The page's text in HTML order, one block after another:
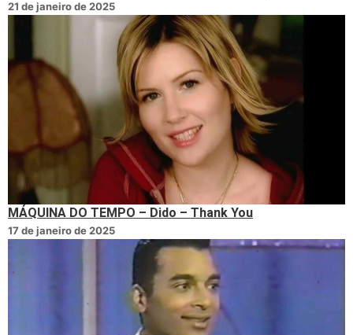
21 de janeiro de 2025
MÁQUINA DO TEMPO – Dido – Thank You
17 de janeiro de 2025